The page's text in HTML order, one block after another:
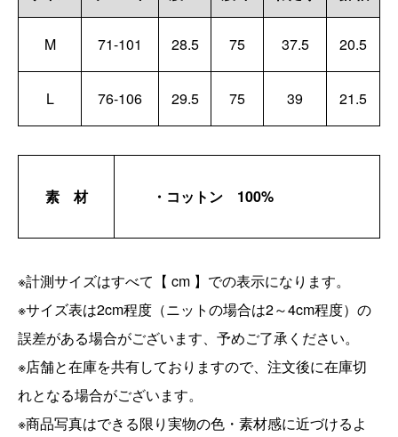
M 71-101 28.5 75 37.5 20.5
L 76-106 29.5 75 39 21.5
素 材 ・コットン 100%
※計測サイズはすべて【 cm 】での表示になります。
※サイズ表は2cm程度（ニットの場合は2～4cm程度）の
誤差がある場合がございます、予めご了承ください。
※店舗と在庫を共有しておりますので、注文後に在庫切
れとなる場合がございます。
※商品写真はできる限り実物の色・素材感に近づけるよ